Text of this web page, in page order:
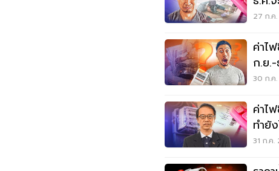
อ่าน
27 ก.ค
ค่าไ
ก.ย.-
อ่าน
30 ก.ค
ค่าไ
ทำยั
เลย
31 ก.ค.